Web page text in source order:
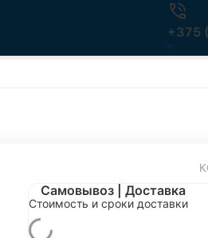
+375
Самовывоз | Доставка
Стоимость и сроки доставки